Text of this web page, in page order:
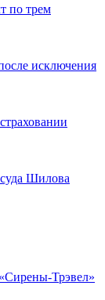
по трем
исключения
Шилова
Трэвел»